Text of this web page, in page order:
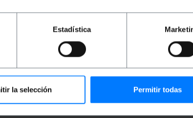
Estadística
la selección Permitir todas
heeft een zeer laag verbruik en een lange